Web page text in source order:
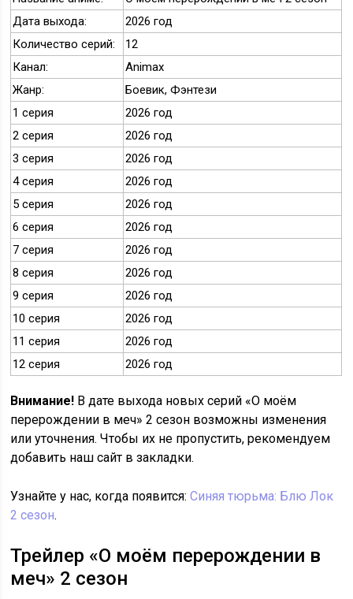
Дата выхода:
2026 год
Количество серий:
12
Канал:
Animax
Жанр:
Боевик, Фэнтези
1 серия
2026 год
2 серия
2026 год
3 серия
2026 год
4 серия
2026 год
5 серия
2026 год
6 серия
2026 год
7 серия
2026 год
8 серия
2026 год
9 серия
2026 год
10 серия
2026 год
11 серия
2026 год
12 серия
2026 год
Внимание! В дате выхода новых серий «О моём
перерождении в меч» 2 сезон возможны изменения
или уточнения. Чтобы их не пропустить, рекомендуем
добавить наш сайт в закладки.
Узнайте у нас, когда появится:Синяя тюрьма: Блю Лок
2 сезон.
Трейлер «О моём перерождении в
меч» 2 сезон